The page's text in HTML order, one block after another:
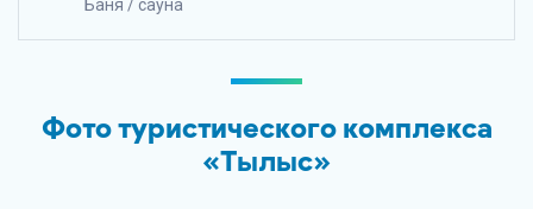
Баня / сауна
Фото туристического комплекса
«Тылыс»